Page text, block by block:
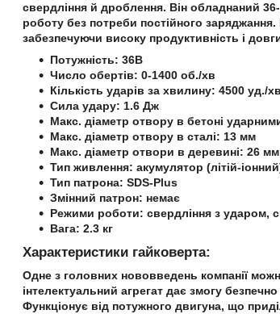
свердління й дроблення. Він обладнаний
роботу без потреби постійного
забезпечуючи високу продуктивність і
Потужність: 36В
Число обертів: 0-1400 об./хв
Кількість ударів за хвилину: 4500 уд./
Сила удару: 1.6 Дж
Макс. діаметр отвору в бетоні
Макс. діаметр отвору в сталі: 13 мм
Макс. діаметр отвори в деревині: 26 мм
Тип живлення: акумулятор (літій-
Тип патрона: SDS-Plus
Змінний патрон: немає
Режими роботи: свердління з ударом,
Вага: 2.3 кг
Характеристики гайковерта:
Одне з головних нововведень компанії
інтелектуальний агрегат дає змогу
Функціонує від потужного двигуна, що